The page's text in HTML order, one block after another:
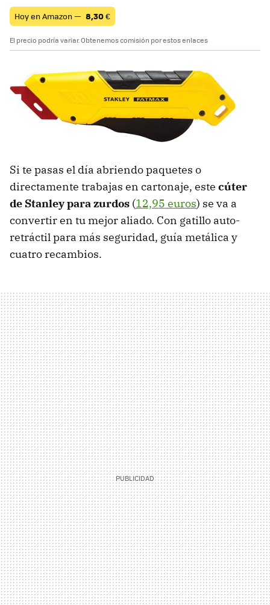
Hoy en Amazon — 8,30€
El precio podría variar. Obtenemos comisión por estos enlaces
Si te pasas el día abriendo paquetes o
directamente trabajas en cartonaje, este cúter
de Stanley para zurdos (12,95 euros) se va a
convertir en tu mejor aliado. Con gatillo auto-
retráctil para más seguridad, guía metálica y
cuatro recambios.